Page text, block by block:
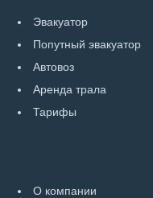
Эвакуатор
Попутный эвакуатор
Автовоз
Аренда трала
Тарифы
О компании